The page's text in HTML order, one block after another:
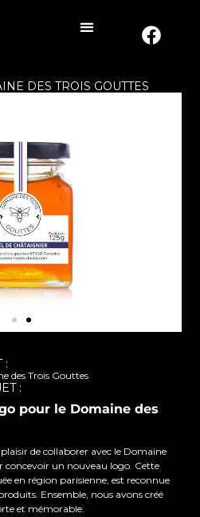
DES TROIS GOUTTES
:
des Trois Gouttes
:
pour le Domaine des
de collaborer avec le Domaine
concevoir un nouveau logo. Cette
en région parisienne, est reconnue
Ensemble, nous avons créé
et mémorable.